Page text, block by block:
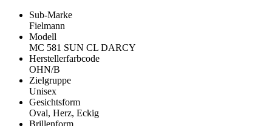
Sub-Marke
Fielmann
Modell
MC 581 SUN CL DARCY
Herstellerfarbcode
OHN/B
Zielgruppe
Unisex
Gesichtsform
Oval, Herz, Eckig
Brillenform